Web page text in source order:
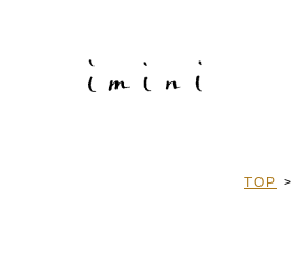
TOP